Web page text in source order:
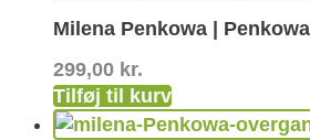
Milena Penkowa |
299,00 kr.
Tilføj til kurv